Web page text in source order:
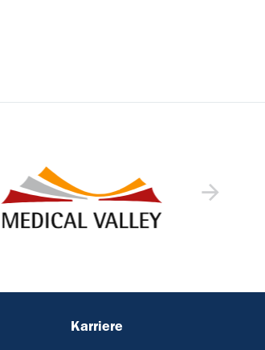
Karriere